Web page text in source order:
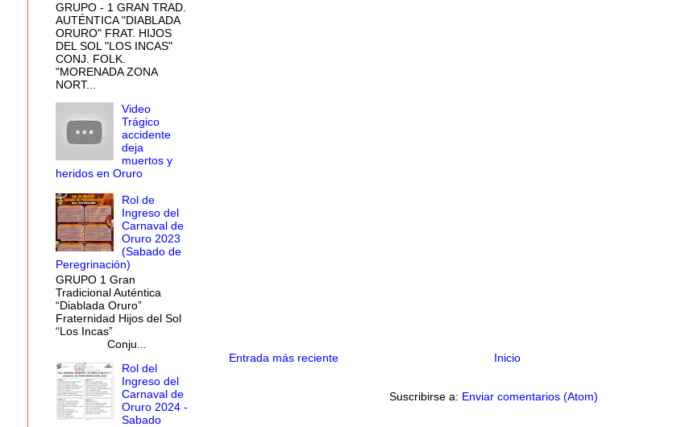
Entrada más reciente Inicio
Suscribirse a: Enviar comentarios (Atom)
GRUPO - 1 GRAN TRAD.
AUTÉNTICA "DIABLADA
ORURO" FRAT. HIJOS
DEL SOL "LOS INCAS"
CONJ. FOLK.
"MORENADA ZONA
NORT...
Video
Trágico
accidente
deja
muertos y
heridos en Oruro
Rol de
Ingreso del
Carnaval de
Oruro 2023
(Sabado de
Peregrinación)
GRUPO 1 Gran
Tradicional Auténtica
“Diablada Oruro”
Fraternidad Hijos del Sol
“Los Incas”
Conju...
Rol del
Ingreso del
Carnaval de
Oruro 2024 -
Sabado